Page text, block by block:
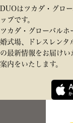
DUOはツカダ・グロ
ップです。
ツカダ・グローバルホ
婚式場、ドレスレンタ
の最新情報をお届け
案内をいたします。